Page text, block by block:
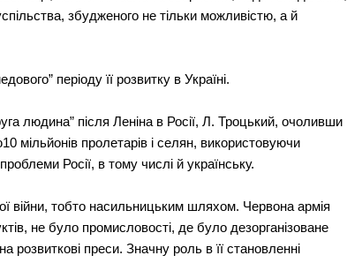
збудженого не тільки можливістю, а й
періоду її розвитку в Україні.
людина” після Леніна в Росії, Л. Троцький, очоливши
мільйонів пролетарів і селян, використовуючи
Росії, в тому числі й українську.
війни, тобто насильницьким шляхом. Червона армія
не було промисловості, де було дезорганізоване
преси. Значну роль в її становленні